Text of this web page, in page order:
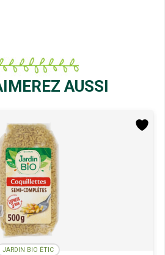
AUSSI
JARDIN BIO ÉTIC